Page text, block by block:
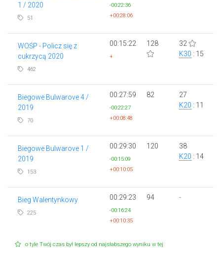
1 / 2020
51
-00:22:36
+00:28:06
WOŚP - Policz się z
cukrzycą 2020
462
00:15:22
+
128
32
K30 : 15
Biegowe Bulwarove 4 /
2019
70
00:27:59
-00:22:27
+00:08:48
82
27
K20 : 11
Biegowe Bulwarove 1 /
2019
153
00:29:30
-00:15:09
+00:10:05
120
38
K20 : 14
Bieg Walentynkowy
225
00:29:23
-00:16:24
+00:10:35
94 -
o tyle Twój czas był lepszy od najsłabszego wyniku w tej